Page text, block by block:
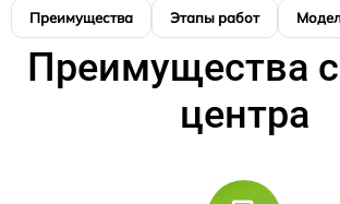
Преимущества Этапы работ
Преимущества
центра